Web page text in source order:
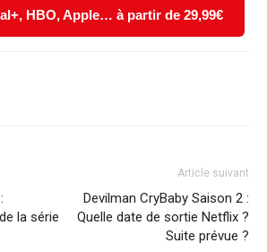
HBO, Apple… à partir de 29,99€
la série
Article suivant
Devilman CryBaby Saison 2 :
Quelle date de sortie Netflix ?
Suite prévue ?